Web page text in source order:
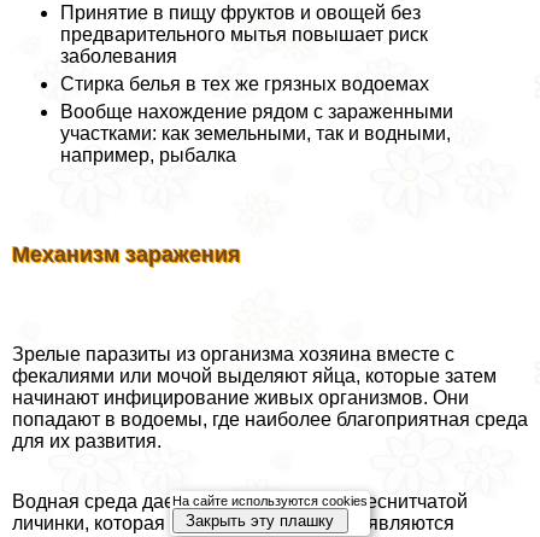
Принятие в пищу фруктов и овощей без
предварительного мытья повышает риск
заболевания
Стирка белья в тех же грязных водоемах
Вообще нахождение рядом с зараженными
участками: как земельными, так и водными,
например, рыбалка
Механизм заражения
Зрелые паразиты из организма хозяина вместе с
фекалиями или мочой выделяют яйца, которые затем
начинают инфицирование живых организмов. Они
попадают в водоемы, где наиболее благоприятная среда
для их развития.
Водная среда дает яйцу развиться до реснитчатой
личинки, которая заражает улиток. Они являются
На сайте используются cookies
Закрыть эту плашку